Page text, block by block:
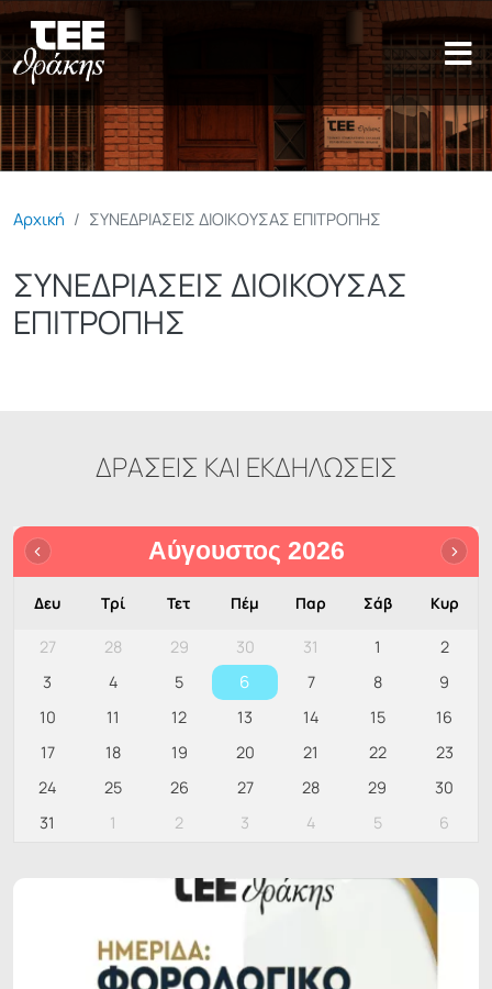
Παράκαμψη προς το κυρίως
Αρχική ΣΥΝΕΔΡΙΑΣΕΙΣ ΔΙΟΙΚΟΥΣΑΣ ΕΠΙΤΡΟΠΗΣ
ΣΥΝΕΔΡΙΑΣΕΙΣ ΔΙΟΙΚΟΥΣΑΣ
ΕΠΙΤΡΟΠΗΣ
ΔΡΑΣΕΙΣ ΚΑΙ ΕΚΔΗΛΩΣΕΙΣ
Αύγουστος 2026
Δευ Τρί Τετ Πέμ Παρ Σάβ Κυρ
27 28 29 30 31 1
2
3
4 5 6 7 8
9
10
11 12 13 14 15
16
17
18 19 20 21 22
23
24
25 26 27 28 29
30
31
1 2 3 4 5 6